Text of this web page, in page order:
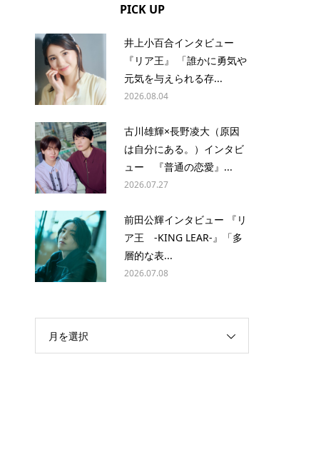
PICK UP
井上小百合インタビュー
『リア王』 「誰かに勇気や
元気を与えられる存...
2026.08.04
古川雄輝×長野凌大（原因
は自分にある。）インタビ
ュー 『普通の恋愛』...
2026.07.27
前田公輝インタビュー 『リ
ア王 -KING LEAR-』「多
層的な表...
2026.07.08
月を選択